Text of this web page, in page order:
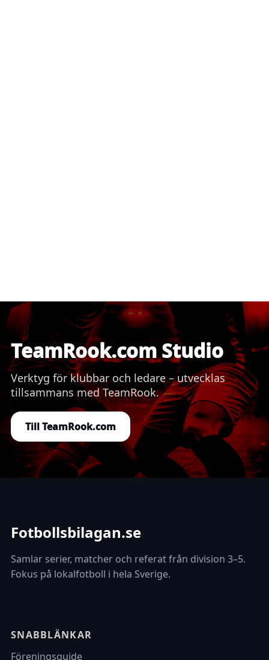
TeamRook.com Studio
Verktyg för klubbar och ledare – utvecklas
tillsammans med TeamRook.
Till TeamRook.com
Fotbollsbilagan.se
Samlar serier, matcher och referat från division 3–5.
Fokus på lokalfotboll i hela Sverige.
SNABBLÄNKAR
Föreningsguide